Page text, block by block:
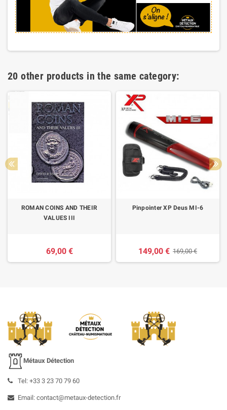
20 other products in the same category:
ROMAN COINS AND THEIR
VALUES III
69,00 €
Pinpointer XP Deus MI-6
149,00 € 169,00 €
Métaux Détection
Tel: +33 3 23 70 79 60
Email: contact@metaux-detection.fr